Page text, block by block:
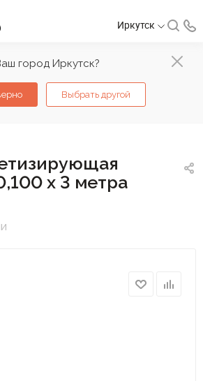
город Иркутск?
Выбрать другой
Иркутск
х 3 метра